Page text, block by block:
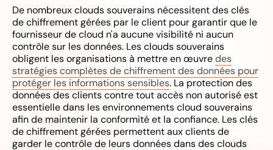
De nombreux clouds souverains nécessitent des clés
de chiffrement gérées par le client pour garantir que le
fournisseur de cloud n'a aucune visibilité ni aucun
contrôle sur les données. Les clouds souverains
obligent les organisations à mettre en œuvredes
stratégies complètes de chiffrement des données pour
protéger les informations sensibles. La protection des
données des clients contre tout accès non autorisé est
essentielle dans les environnements cloud souverains
afin de maintenir la conformité et la confiance. Les clés
de chiffrement gérées permettent aux clients de
garder le contrôle de leurs données dans des clouds